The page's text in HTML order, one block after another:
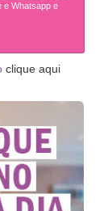
e Whatsapp e
clique aqui